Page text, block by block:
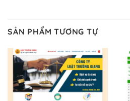
trang web WordPress của bạn.
Dễ dàng lựa chọn Hosting cho
– Bảo mật cực tốt
Vì WordPress hiện là nền tảng
SẢN PHẨM TƯƠNG TỰ